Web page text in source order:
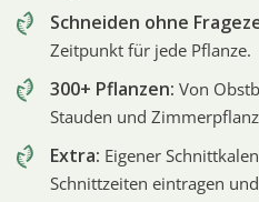
Schneiden ohne
Zeitpunkt für jede Pflanze.
300+ Pflanzen: Von
Stauden und
Extra: Eigener
Schnittzeiten eintragen